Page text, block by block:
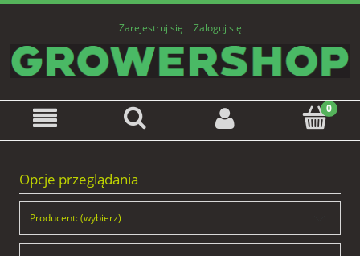
Zarejestruj się Zaloguj się
Opcje przeglądania
Producent: (wybierz)